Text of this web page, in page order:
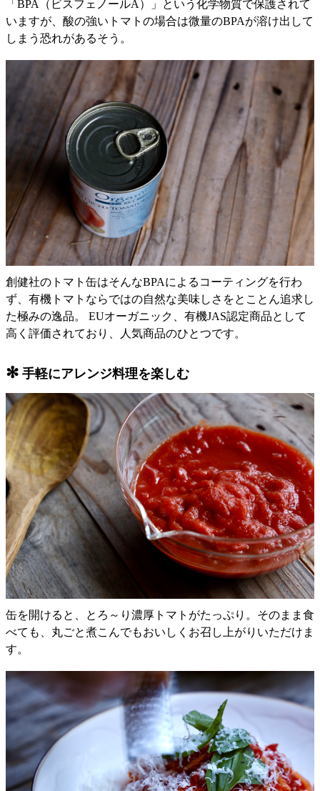
「BPA（ビスフェノールA）」という化学物質で保護されて
いますが、酸の強いトマトの場合は微量のBPAが溶け出して
しまう恐れがあるそう。
創健社のトマト缶はそんなBPAによるコーティングを行わ
ず、有機トマトならではの自然な美味しさをとことん追求し
た極みの逸品。 EUオーガニック、有機JAS認定商品として
高く評価されており、人気商品のひとつです。
✻ 手軽にアレンジ料理を楽しむ
缶を開けると、とろ～り濃厚トマトがたっぷり。そのまま食
べても、丸ごと煮こんでもおいしくお召し上がりいただけま
す。